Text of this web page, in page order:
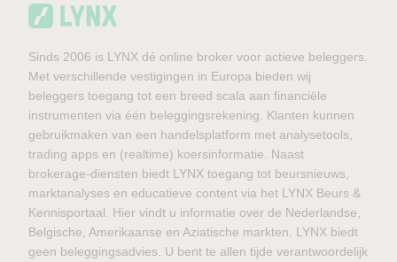
Sinds 2006 is LYNX dé online broker voor actieve beleggers.
Met verschillende vestigingen in Europa bieden wij
beleggers toegang tot een breed scala aan financiële
instrumenten via één beleggingsrekening. Klanten kunnen
gebruikmaken van een handelsplatform met analysetools,
trading apps en (realtime) koersinformatie. Naast
brokerage-diensten biedt LYNX toegang tot beursnieuws,
marktanalyses en educatieve content via het LYNX Beurs &
Kennisportaal. Hier vindt u informatie over de Nederlandse,
Belgische, Amerikaanse en Aziatische markten. LYNX biedt
geen beleggingsadvies. U bent te allen tijde verantwoordelijk